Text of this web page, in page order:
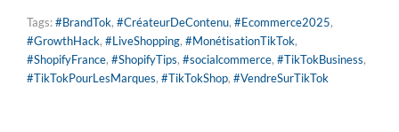
Tags:#BrandTok, #CréateurDeContenu, #Ecommerce2025,
#GrowthHack, #LiveShopping, #MonétisationTikTok,
#ShopifyFrance, #ShopifyTips, #socialcommerce, #TikTokBusiness,
#TikTokPourLesMarques, #TikTokShop, #VendreSurTikTok